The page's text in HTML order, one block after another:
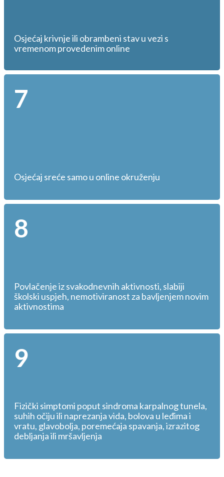
Osjećaj krivnje ili obrambeni stav u vezi s
vremenom provedenim online
7
Osjećaj sreće samo u online okruženju
8
Povlačenje iz svakodnevnih aktivnosti, slabiji
školski uspjeh, nemotiviranost za bavljenjem novim
aktivnostima
9
Fizički simptomi poput sindroma karpalnog tunela,
suhih očiju ili naprezanja vida, bolova u leđima i
vratu, glavobolja, poremećaja spavanja, izrazitog
debljanja ili mršavljenja